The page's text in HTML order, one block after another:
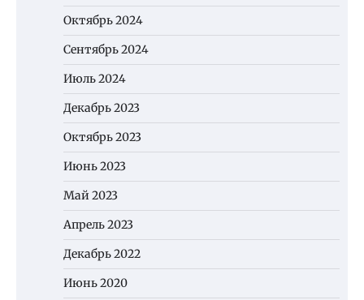
Октябрь 2024
Сентябрь 2024
Июль 2024
Декабрь 2023
Октябрь 2023
Июнь 2023
Май 2023
Апрель 2023
Декабрь 2022
Июнь 2020